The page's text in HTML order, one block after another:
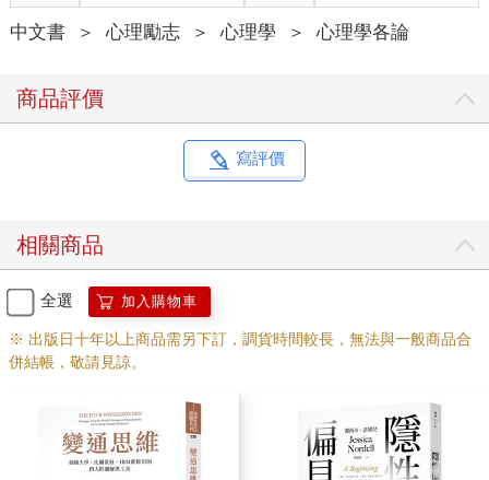
現在他有了驚人的證據，證明了事情正好相反。那簡直就像個科
學實驗：他擁有同樣的學歷、同樣的技能、同樣的成就、同樣的
看出，他的日常遭遇、他的科學家生涯、他的生活全都由別人眼
中所見的性別所塑造，以他自己以前不曾看出的方式。在變性之
盤，但是當造成貶抑的因素忽然消失，這一切就變得清晰可見。
如今，男性和女性所受到的差別待遇被看清了，就像花瓣在紫外
示科學界的女性之所以不多，可能係由於兩性在能力上的先天差
異，巴雷斯無法默不吭聲。他在《自然》雜誌（Nature）上發表
了一篇由衷的呼籲，要求科學界關注偏見的問題。
「這就是女性在學術界工作所佔比例不高的原因」，他說，「原
因不在於照顧小孩，也不在於家庭責任。」他又說，在他改以男
性的身分在科學界工作之後，「這個念頭在我腦中浮現了一百萬
並不是說巴雷斯在變性之前從未在職業生涯中遇到過障礙和偏
見，「只是我從來沒有看出來」，他告訴我。
我們當中許多人都曾在與別人接觸時有過經驗，使我們納悶偏見
中文書 ＞ 心理勵志 ＞ 心理學 ＞ 心理學各論
商品評價
寫評價
相關商品
全選 加入購物車
※ 出版日十年以上商品需另下訂，調貨時間較長，無法與一般商品合
併結帳，敬請見諒。